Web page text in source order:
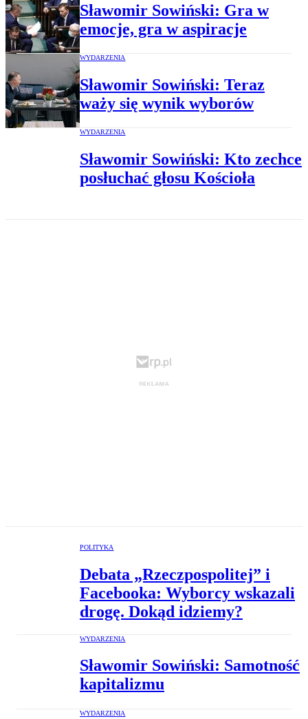
Sławomir Sowiński: Gra w
emocje, gra w aspiracje
WYDARZENIA
Sławomir Sowiński: Teraz
waży się wynik wyborów
WYDARZENIA
Sławomir Sowiński: Kto zechce
posłuchać głosu Kościoła
POLITYKA
Debata „Rzeczpospolitej” i
Facebooka: Wyborcy wskazali
drogę. Dokąd idziemy?
WYDARZENIA
Sławomir Sowiński: Samotność
kapitalizmu
WYDARZENIA